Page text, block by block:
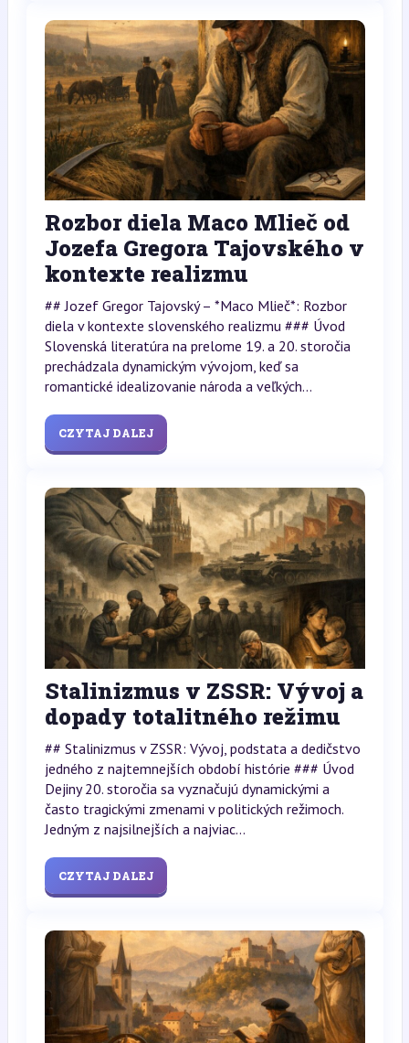
Rozbor diela Maco Mlieč od
Jozefa Gregora Tajovského v
kontexte realizmu
## Jozef Gregor Tajovský – *Maco Mlieč*: Rozbor
diela v kontexte slovenského realizmu ### Úvod
Slovenská literatúra na prelome 19. a 20. storočia
prechádzala dynamickým vývojom, keď sa
romantické idealizovanie národa a veľkých...
CZYTAJ DALEJ
Stalinizmus v ZSSR: Vývoj a
dopady totalitného režimu
## Stalinizmus v ZSSR: Vývoj, podstata a dedičstvo
jedného z najtemnejších období histórie ### Úvod
Dejiny 20. storočia sa vyznačujú dynamickými a
často tragickými zmenami v politických režimoch.
Jedným z najsilnejších a najviac...
CZYTAJ DALEJ